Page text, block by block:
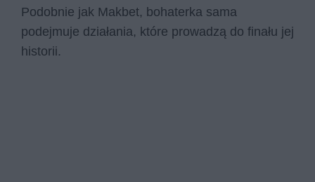
Podobnie jak Makbet, bohaterka sama
podejmuje działania, które prowadzą do finału jej
historii.